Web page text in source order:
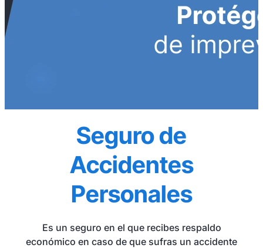
Seguro de
Accidentes
Personales
Es un seguro en el que recibes respaldo
económico en caso de que sufras un accidente